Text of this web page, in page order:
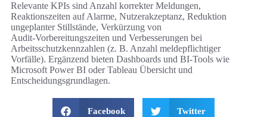
Relevante KPIs sind Anzahl korrekter Meldungen,
Reaktionszeiten auf Alarme, Nutzerakzeptanz, Reduktion
ungeplanter Stillstände, Verkürzung von
Audit‑Vorbereitungszeiten und Verbesserungen bei
Arbeitsschutzkennzahlen (z. B. Anzahl meldepflichtiger
Vorfälle). Ergänzend bieten Dashboards und BI‑Tools wie
Microsoft Power BI oder Tableau Übersicht und
Entscheidungsgrundlagen.
Facebook Twitter